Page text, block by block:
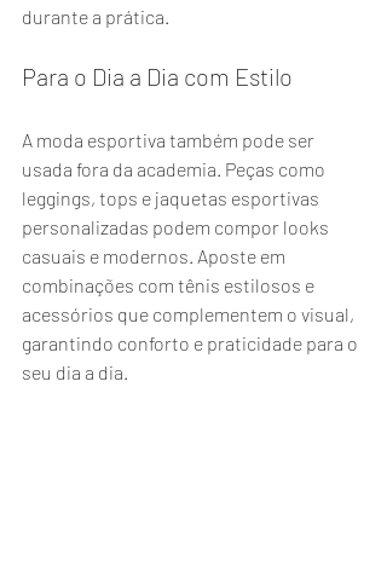
durante a prática.
Para o Dia a Dia com Estilo
A moda esportiva também pode ser
usada fora da academia. Peças como
leggings, tops e jaquetas esportivas
personalizadas podem compor looks
casuais e modernos. Aposte em
combinações com tênis estilosos e
acessórios que complementem o visual,
garantindo conforto e praticidade para o
seu dia a dia.